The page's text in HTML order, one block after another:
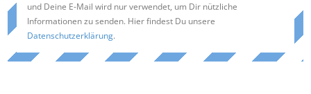
und Deine E-Mail wird nur verwendet, um Dir nützliche
Informationen zu senden. Hier findest Du unsere
Datenschutzerklärung.